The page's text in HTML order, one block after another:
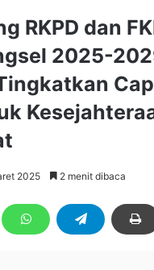
RKPD dan
2025-
2025 2 menit dibaca